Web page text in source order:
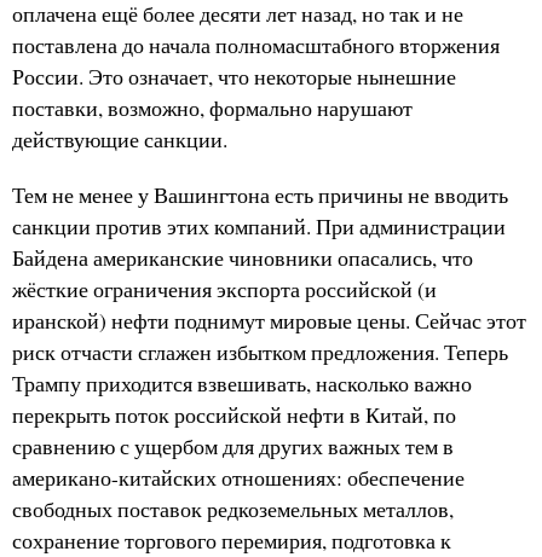
оплачена ещё более десяти лет назад, но так и не
поставлена до начала полномасштабного вторжения
России. Это означает, что некоторые нынешние
поставки, возможно, формально нарушают
действующие санкции.
Тем не менее у Вашингтона есть причины не вводить
санкции против этих компаний. При администрации
Байдена американские чиновники опасались, что
жёсткие ограничения экспорта российской (и
иранской) нефти поднимут мировые цены. Сейчас этот
риск отчасти сглажен избытком предложения. Теперь
Трампу приходится взвешивать, насколько важно
перекрыть поток российской нефти в Китай, по
сравнению с ущербом для других важных тем в
американо-китайских отношениях: обеспечение
свободных поставок редкоземельных металлов,
сохранение торгового перемирия, подготовка к